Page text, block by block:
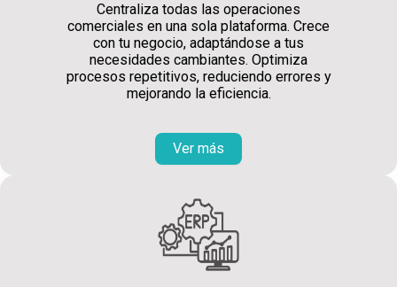
Centraliza todas las operaciones
comerciales en una sola plataforma. Crece
con tu negocio, adaptándose a tus
necesidades cambiantes. Optimiza
procesos repetitivos, reduciendo errores y
mejorando la eficiencia.
Ver más